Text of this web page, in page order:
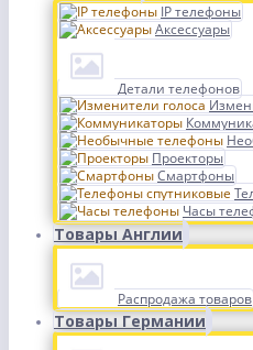
IP телефоны
Аксессуары
Детали телефонов
Проекторы
Смартфоны
Часы
Товары Англии
Распродажа товаров
Товары Германии